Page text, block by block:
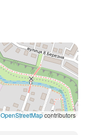
OpenStreetMapcontributors